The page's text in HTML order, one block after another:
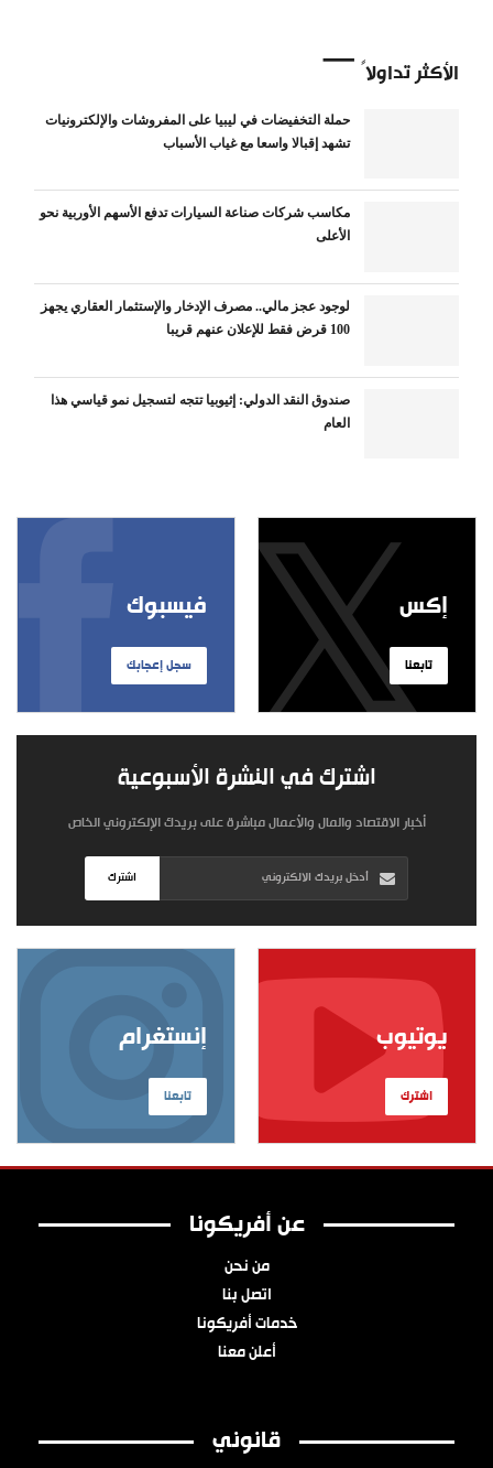
الأكثر تداولاً
حملة التخفيضات في ليبيا على المفروشات والإلكترونيات
تشهد إقبالا واسعا مع غياب الأسباب
مكاسب شركات صناعة السيارات تدفع الأسهم الأوربية نحو
الأعلى
لوجود عجز مالي.. مصرف الإدخار والإستثمار العقاري يجهز
100 قرض فقط للإعلان عنهم قريبا
صندوق النقد الدولي: إثيوبيا تتجه لتسجيل نمو قياسي هذا
العام
فيسبوك
سجل إعجابك
إكس
تابعنا
اشترك في النشرة الأسبوعية
أخبار الاقتصاد والمال والأعمال مباشرة على بريدك الإلكتروني الخاص
اشترك
إنستغرام
تابعنا
يوتيوب
اشترك
عن أفريكونا
من نحن
اتصل بنا
خدمات أفريكونا
أعلن معنا
قانوني